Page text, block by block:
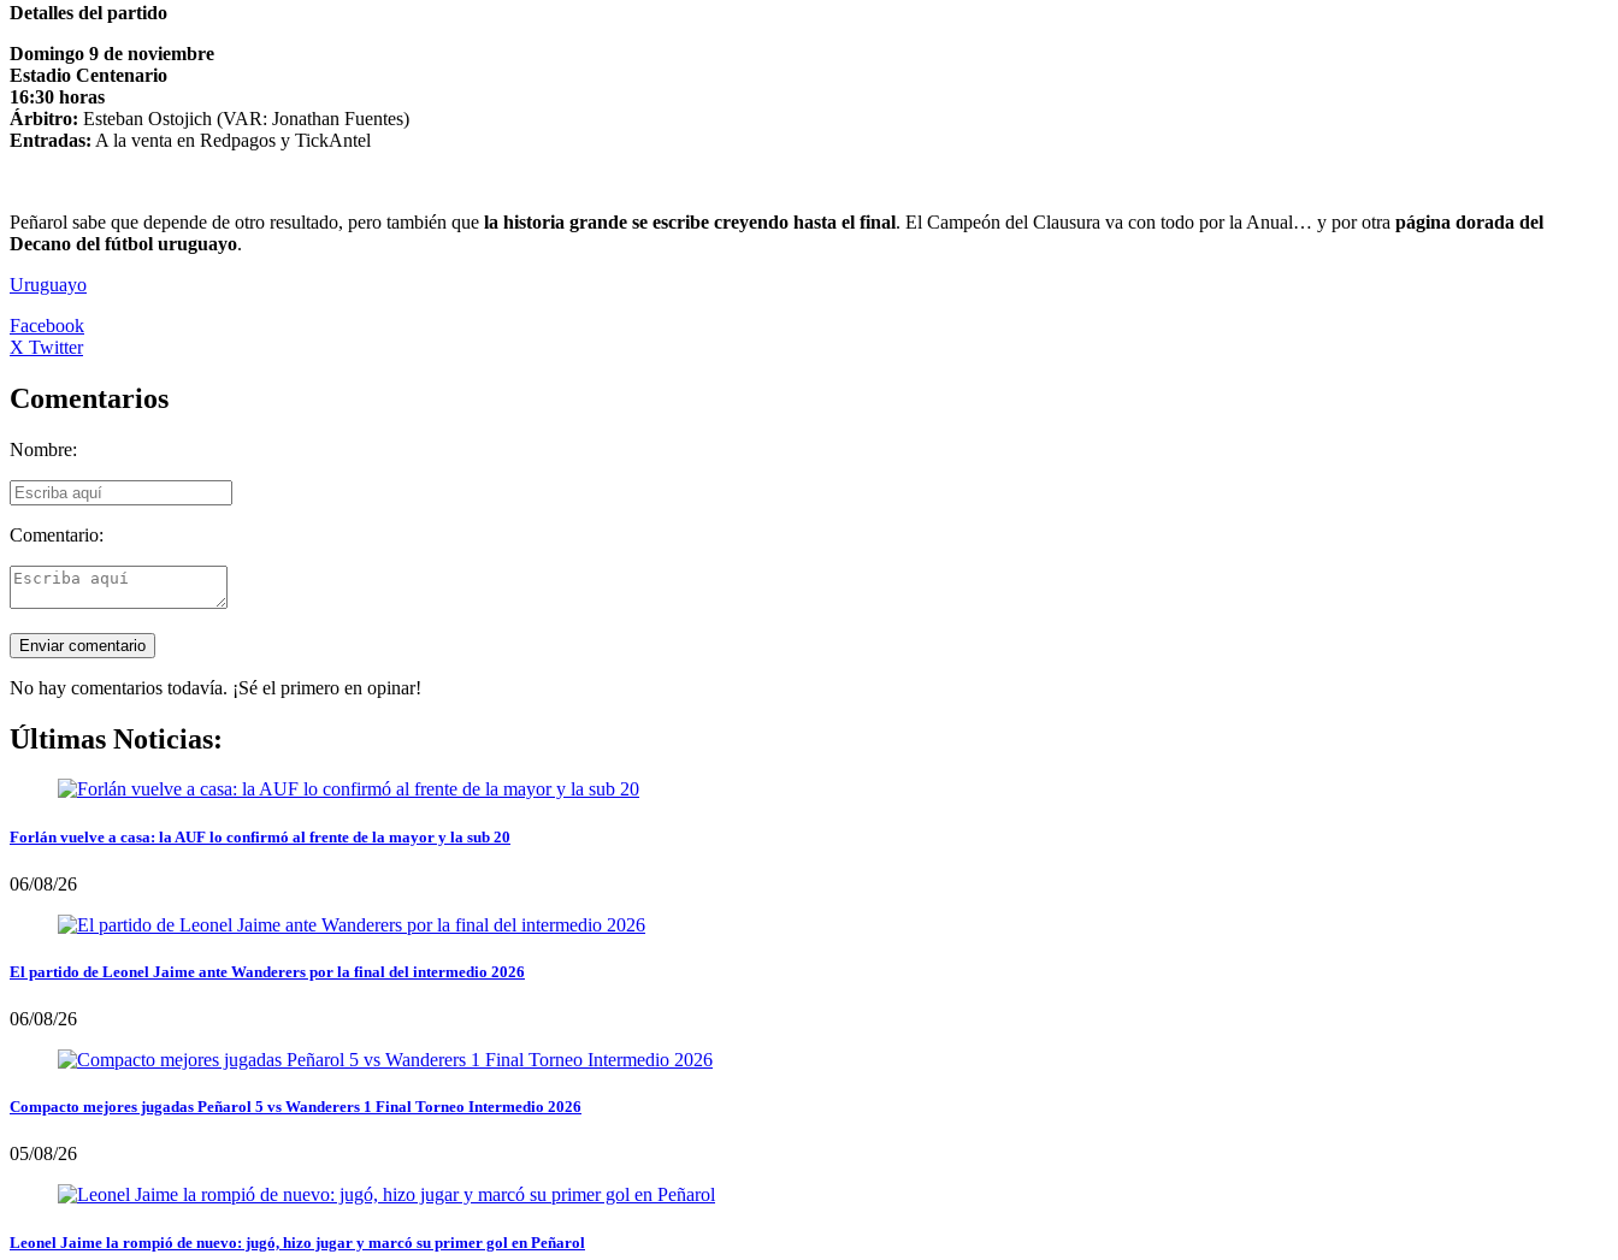
Detalles del partido
Domingo 9 de noviembre
Estadio Centenario
16:30 horas
Árbitro: Esteban Ostojich (VAR: Jonathan Fuentes)
Entradas: A la venta en Redpagos y TickAntel
Peñarol sabe que depende de otro resultado, pero también que la historia grande se escribe creyendo hasta el final. El Campeón del Clausura va con todo por la Anual… y por otra página dorada del
Decano del fútbol uruguayo.
Uruguayo
Facebook
X Twitter
Comentarios
Nombre:
Comentario:
No hay comentarios todavía. ¡Sé el primero en opinar!
Últimas Noticias:
Forlán vuelve a casa: la AUF lo confirmó al frente de la mayor y la sub 20
06/08/26
El partido de Leonel Jaime ante Wanderers por la final del intermedio 2026
06/08/26
Compacto mejores jugadas Peñarol 5 vs Wanderers 1 Final Torneo Intermedio 2026
05/08/26
Leonel Jaime la rompió de nuevo: jugó, hizo jugar y marcó su primer gol en Peñarol